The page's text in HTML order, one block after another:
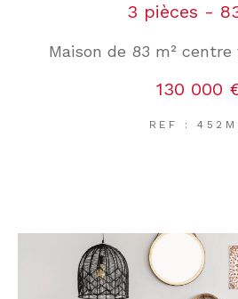
3 pièces -
Maison de 83 m²
130 000
REF :